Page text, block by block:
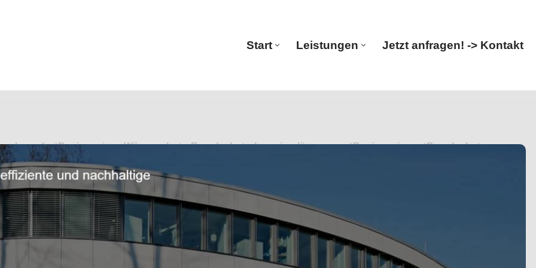
Start Leistungen Jetzt anfragen! -> Kontakt
als auch ✓Bauingenieur, Wärmeschutz, Brandschutz, Ingenieurlösungen. ✓Bauingenieur, ✓Brandschutz,
➡️ Pfeiffer Ingenieure, Ihr Statiker & Ingenieur für 67229 Großkarlbach. Auf Ihren Besuch freuen wir uns ✉.